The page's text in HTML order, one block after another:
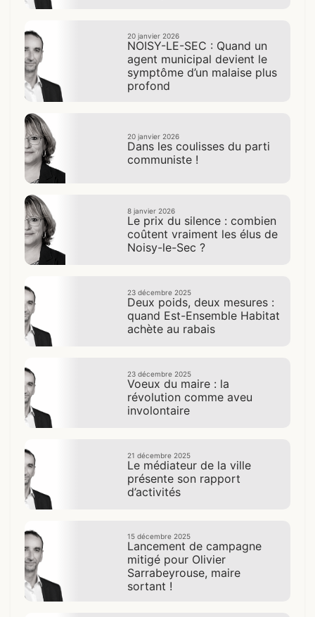
20 janvier 2026
NOISY-LE-SEC : Quand un
agent municipal devient le
symptôme d’un malaise plus
profond
20 janvier 2026
Dans les coulisses du parti
communiste !
8 janvier 2026
Le prix du silence : combien
coûtent vraiment les élus de
Noisy-le-Sec ?
23 décembre 2025
Deux poids, deux mesures :
quand Est-Ensemble Habitat
achète au rabais
23 décembre 2025
Voeux du maire : la
révolution comme aveu
involontaire
21 décembre 2025
Le médiateur de la ville
présente son rapport
d’activités
15 décembre 2025
Lancement de campagne
mitigé pour Olivier
Sarrabeyrouse, maire
sortant !